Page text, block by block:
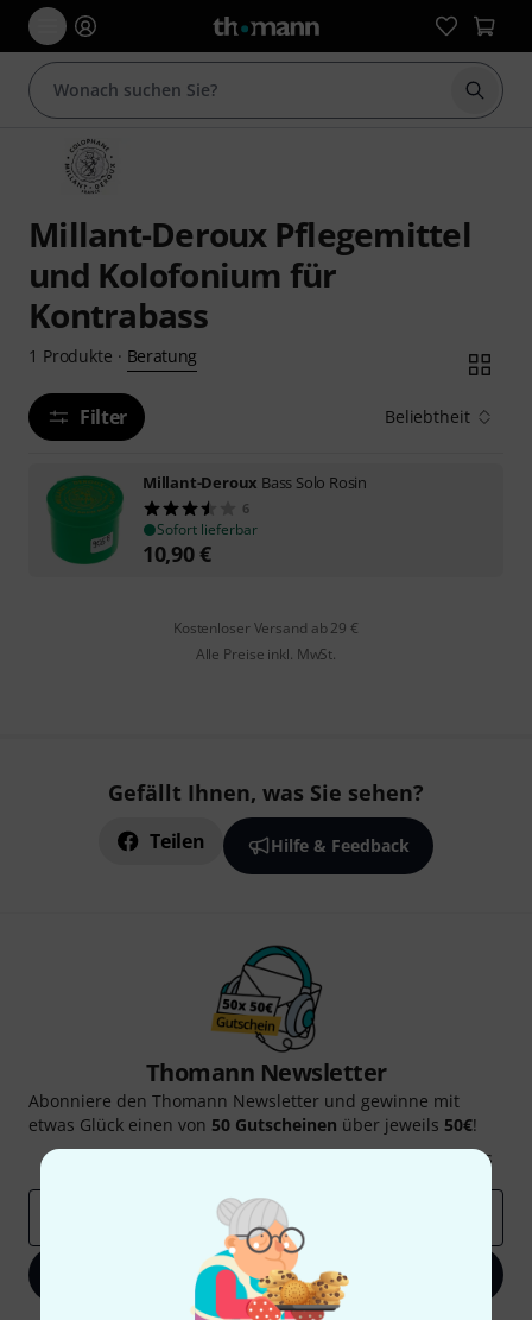
Suche
Millant-Deroux Pflegemittel
und Kolofonium für
Kontrabass
1 Produkte · Beratung
Filter Beliebtheit
Millant-Deroux Bass Solo Rosin
6
Sofort lieferbar
10,90€
Kostenloser Versand ab 29 €
Alle Preise inkl. MwSt.
Gefällt Ihnen, was Sie sehen?
Teilen Hilfe & Feedback
Thomann Newsletter
Abonniere den Thomann Newsletter und gewinne mit
etwas Glück einen von 50 Gutscheinen über jeweils 50€!
Thomann Insights
Jetzt anmelden